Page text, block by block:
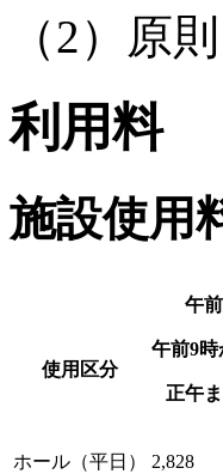
（2）原
利用料
施設使用
使用区分
午前
午前9時
正午
ホール（平日） 2,828